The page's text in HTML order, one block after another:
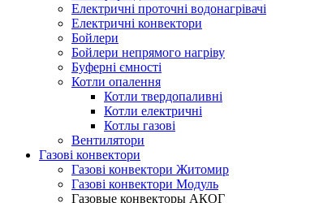
Електричні проточні водонагрівачі
Електричні конвектори
Бойлери
Бойлери непрямого нагріву
Буферні ємності
Котли опалення
Котли твердопаливні
Котли електричні
Котлы газові
Вентилятори
Газові конвектори
Газові конвектори Житомир
Газові конвектори Модуль
Газовые конвекторы АКОГ